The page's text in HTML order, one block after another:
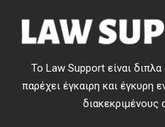
Το Law Support είναι
παρέχει έγκαιρη και έγκυρη
διακεκριμένους